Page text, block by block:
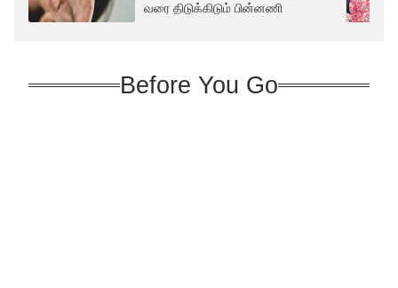
வரை திடுக்கிடும் பின்னணி
Before You Go